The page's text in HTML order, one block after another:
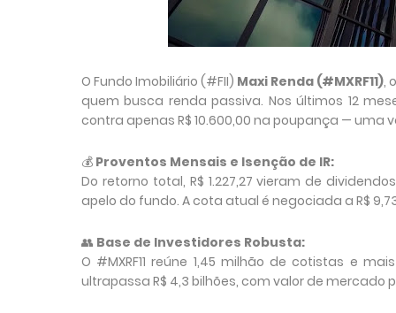
O Fundo Imobiliário (#FII) Maxi Renda (#MXRF11),
quem busca renda passiva. Nos últimos 12
contra apenas R$ 10.600,00 na poupança — uma
💰 Proventos Mensais e Isenção de IR:
Do retorno total, R$ 1.227,27 vieram de
apelo do fundo. A cota atual é negociada a R$
👥 Base de Investidores Robusta:
O #MXRF11 reúne 1,45 milhão de cotistas e
ultrapassa R$ 4,3 bilhões, com valor de mercado